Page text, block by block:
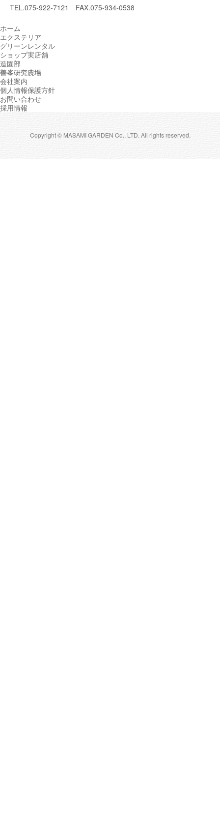
TEL.075-922-7121 FAX.075-934-0538
ホーム
エクステリア
グリーンレンタル
ショップ実店舗
造園部
善峯研究農場
会社案内
個人情報保護方針
お問い合わせ
採用情報
Copyright © MASAMI GARDEN Co., LTD. All rights reserved.